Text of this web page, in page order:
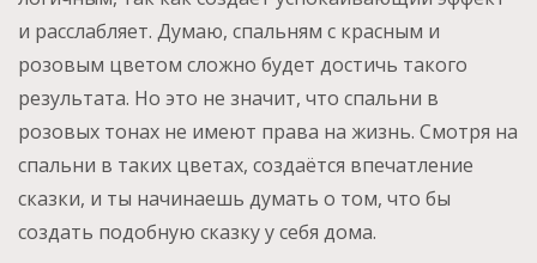
и расслабляет. Думаю, спальням с красным и
розовым цветом сложно будет достичь такого
результата. Но это не значит, что спальни в
розовых тонах не имеют права на жизнь. Смотря на
спальни в таких цветах, создаётся впечатление
сказки, и ты начинаешь думать о том, что бы
создать подобную сказку у себя дома.